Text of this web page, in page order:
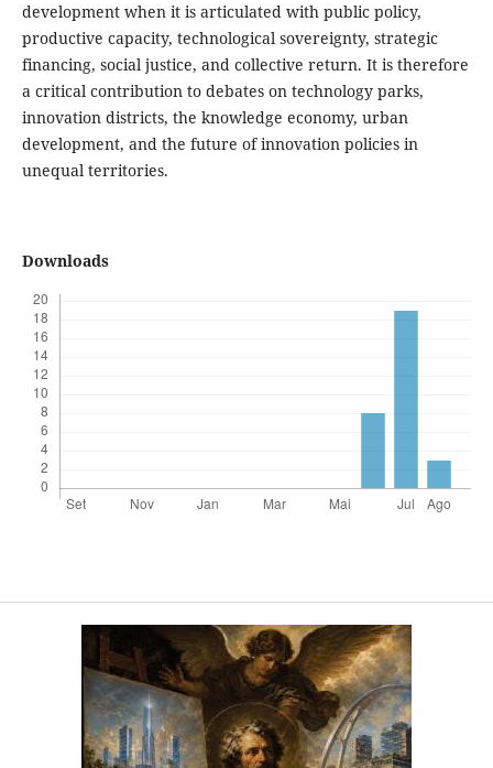
development when it is articulated with public policy,
productive capacity, technological sovereignty, strategic
financing, social justice, and collective return. It is therefore
a critical contribution to debates on technology parks,
innovation districts, the knowledge economy, urban
development, and the future of innovation policies in
unequal territories.
Downloads